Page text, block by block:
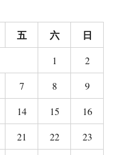
五 六 日
1
2
7 8
9
14 15
16
21 22
23